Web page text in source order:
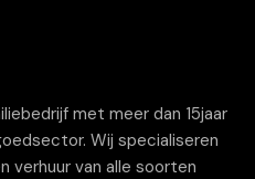
met meer dan 15jaar
Wij specialiseren
verhuur van alle soorten